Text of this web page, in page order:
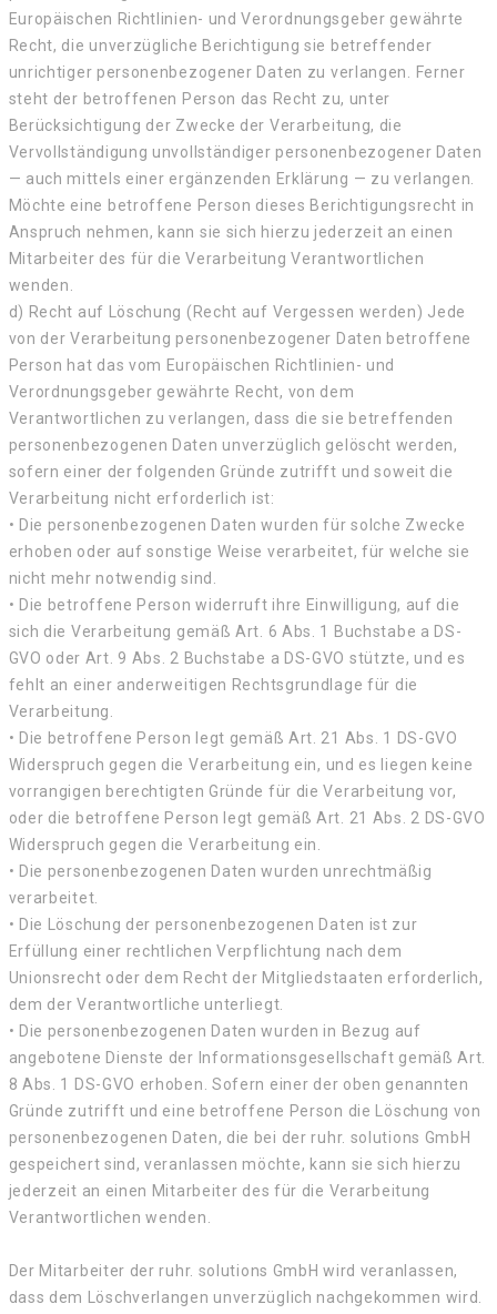
Europäischen Richtlinien- und Verordnungsgeber gewährte
Recht, die unverzügliche Berichtigung sie betreffender
unrichtiger personenbezogener Daten zu verlangen. Ferner
steht der betroffenen Person das Recht zu, unter
Berücksichtigung der Zwecke der Verarbeitung, die
Vervollständigung unvollständiger personenbezogener Daten
— auch mittels einer ergänzenden Erklärung — zu verlangen.
Möchte eine betroffene Person dieses Berichtigungsrecht in
Anspruch nehmen, kann sie sich hierzu jederzeit an einen
Mitarbeiter des für die Verarbeitung Verantwortlichen
wenden.
d) Recht auf Löschung (Recht auf Vergessen werden) Jede
von der Verarbeitung personenbezogener Daten betroffene
Person hat das vom Europäischen Richtlinien- und
Verordnungsgeber gewährte Recht, von dem
Verantwortlichen zu verlangen, dass die sie betreffenden
personenbezogenen Daten unverzüglich gelöscht werden,
sofern einer der folgenden Gründe zutrifft und soweit die
Verarbeitung nicht erforderlich ist:
• Die personenbezogenen Daten wurden für solche Zwecke
erhoben oder auf sonstige Weise verarbeitet, für welche sie
nicht mehr notwendig sind.
• Die betroffene Person widerruft ihre Einwilligung, auf die
sich die Verarbeitung gemäß Art. 6 Abs. 1 Buchstabe a DS-
GVO oder Art. 9 Abs. 2 Buchstabe a DS-GVO stützte, und es
fehlt an einer anderweitigen Rechtsgrundlage für die
Verarbeitung.
• Die betroffene Person legt gemäß Art. 21 Abs. 1 DS-GVO
Widerspruch gegen die Verarbeitung ein, und es liegen keine
vorrangigen berechtigten Gründe für die Verarbeitung vor,
oder die betroffene Person legt gemäß Art. 21 Abs. 2 DS-GVO
Widerspruch gegen die Verarbeitung ein.
• Die personenbezogenen Daten wurden unrechtmäßig
verarbeitet.
• Die Löschung der personenbezogenen Daten ist zur
Erfüllung einer rechtlichen Verpflichtung nach dem
Unionsrecht oder dem Recht der Mitgliedstaaten erforderlich,
dem der Verantwortliche unterliegt.
• Die personenbezogenen Daten wurden in Bezug auf
angebotene Dienste der Informationsgesellschaft gemäß Art.
8 Abs. 1 DS-GVO erhoben. Sofern einer der oben genannten
Gründe zutrifft und eine betroffene Person die Löschung von
personenbezogenen Daten, die bei der ruhr. solutions GmbH
gespeichert sind, veranlassen möchte, kann sie sich hierzu
jederzeit an einen Mitarbeiter des für die Verarbeitung
Verantwortlichen wenden.
Der Mitarbeiter der ruhr. solutions GmbH wird veranlassen,
dass dem Löschverlangen unverzüglich nachgekommen wird.